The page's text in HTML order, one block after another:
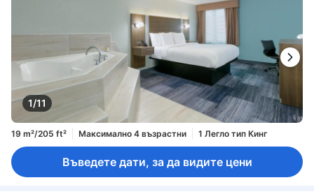
1/11
19 m²/205 ft² Максимално 4 възрастни 1 Легло тип Кинг
Въведете дати, за да видите цени